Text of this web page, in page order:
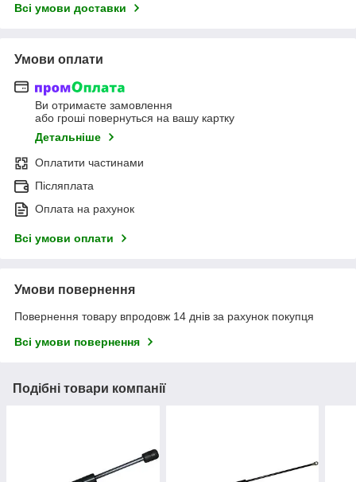
Всі умови доставки
Умови оплати
Ви отримаєте замовлення
або гроші повернуться на вашу картку
Детальніше
Оплатити частинами
Післяплата
Оплата на рахунок
Всі умови оплати
Умови повернення
Повернення товару впродовж 14 днів за рахунок покупця
Всі умови повернення
Подібні товари компанії